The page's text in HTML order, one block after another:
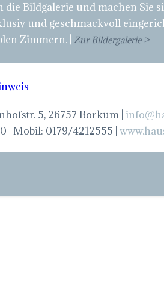
die Bildgalerie und machen Sie
und geschmackvoll
Zimmern. |
Zur Bildergalerie >
5, 26757 Borkum |
| Mobil: 0179/4212555 |